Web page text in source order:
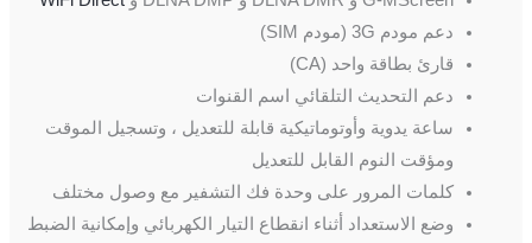
دعم مودم 3G (مودم SIM)
قارئ بطاقة واحد (CA)
دعم التحديث التلقائي اسم القنوات
ساعة يدوية وأوتوماتيكية قابلة للتعديل ، وتسجيل الموقت
ومؤقت النوم القابل للتعديل
كلمات المرور على وحدة فك التشفير مع وصول مختلف
وضع الاستعداد أثناء انقطاع التيار الكهربائي وإمكانية الضبط